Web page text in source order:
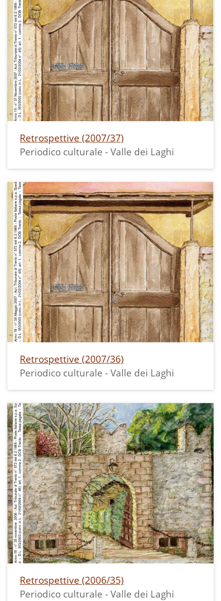
Retrospettive (2007/37)
Periodico culturale - Valle dei Laghi
Retrospettive (2007/36)
Periodico culturale - Valle dei Laghi
Retrospettive (2006/35)
Periodico culturale - Valle dei Laghi